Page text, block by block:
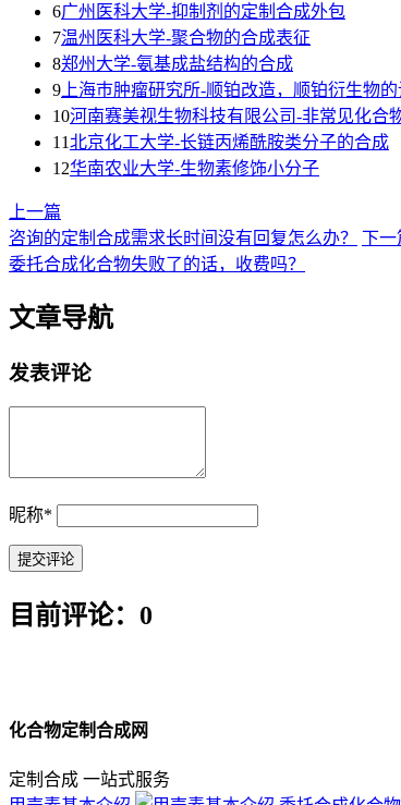
6广州医科大学-抑制剂的定制合成外包
7温州医科大学-聚合物的合成表征
8郑州大学-氨基成盐结构的合成
9 上海巿肿瘤研究所-顺铂改造，顺铂衍生物
10河南赛美视生物科技有限公司-非常见化合
11北京化工大学-长链丙烯酰胺类分子的合成
12华南农业大学-生物素修饰小分子
上一篇
咨询的定制合成需求长时间没有回复怎么办？
下一
委托合成化合物失败了的话，收费吗？
文章导航
发表评论
昵称*
目前评论：0
化合物定制合成网
定制合成 一站式服务